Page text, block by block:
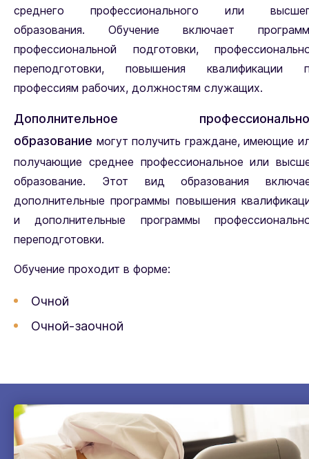
среднего профессионального или
образования. Обучение включает
профессиональной подготовки,
переподготовки, повышения квалификации
профессиям рабочих, должностям служащих.
Дополнительное
образование могут получить граждане, имеющие
получающие среднее профессиональное или
образование. Этот вид образования
дополнительные программы повышения
и дополнительные программы
переподготовки.
Обучение проходит в форме:
Очной
Очной-заочной